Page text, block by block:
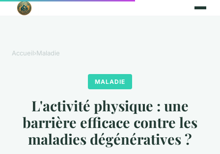
Accueil›Maladie
MALADIE
L'activité physique : une
barrière efficace contre les
maladies dégénératives ?